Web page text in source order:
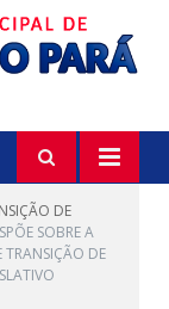
DE
SOBRE A
DE